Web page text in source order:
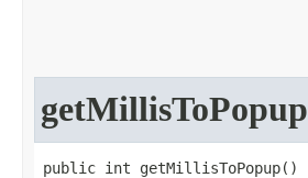
getMillisToPopup
public int getMillisToPopup​()